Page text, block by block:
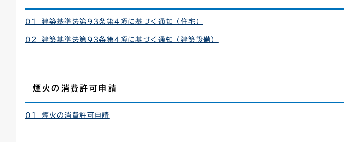
01_建築基準法第93条第4項に基づく通知（住宅）
02_建築基準法第93条第4項に基づく通知（建築設備）
煙火の消費許可申請
01_煙火の消費許可申請